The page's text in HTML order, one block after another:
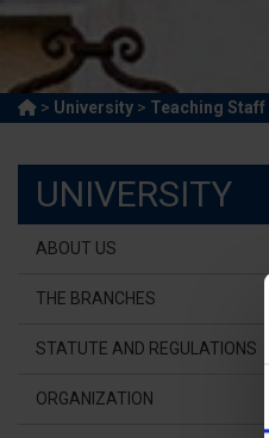
> University > Teaching Staff
UNIVERSITY
ABOUT US
THE BRANCHES
STATUTE AND REGULATIONS
ORGANIZATION